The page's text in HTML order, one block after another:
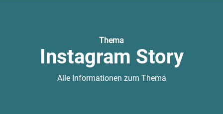
Thema
Instagram Story
Alle Informationen zum Thema